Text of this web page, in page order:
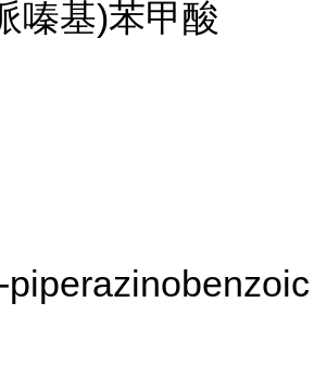
嗪基)苯甲酸